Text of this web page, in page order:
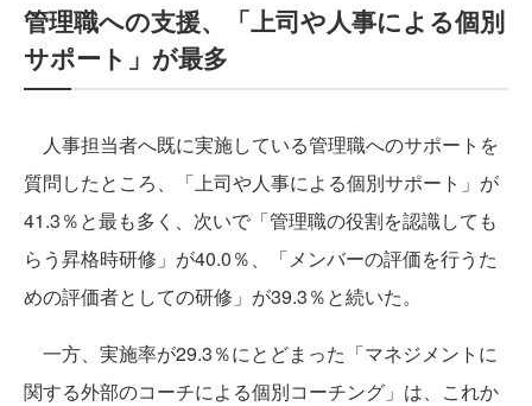
管理職への支援、「上司や人事による個別
サポート」が最多
人事担当者へ既に実施している管理職へのサポートを
質問したところ、「上司や人事による個別サポート」が
41.3％と最も多く、次いで「管理職の役割を認識しても
らう昇格時研修」が40.0％、「メンバーの評価を行うた
めの評価者としての研修」が39.3％と続いた。
一方、実施率が29.3％にとどまった「マネジメントに
関する外部のコーチによる個別コーチング」は、これか